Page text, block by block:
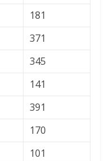
181
371
345
141
391
170
101